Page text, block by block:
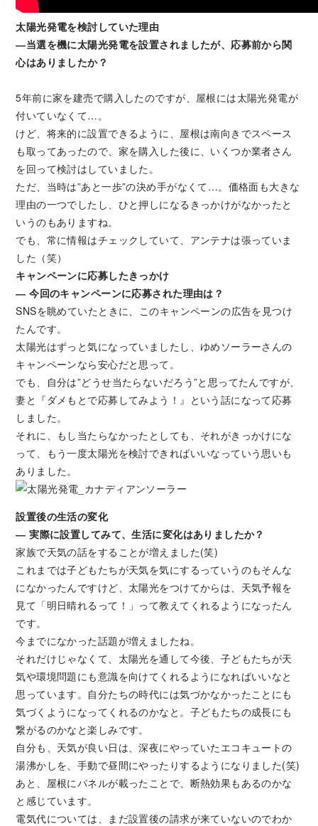
太陽光発電を検討していた理由
―当選を機に太陽光発電を設置されましたが、応募前から関
心はありましたか？
5年前に家を建売で購入したのですが、屋根には太陽光発電が
付いていなくて…。
けど、将来的に設置できるように、屋根は南向きでスペース
も取ってあったので、家を購入した後に、いくつか業者さん
を回って検討はしていました。
ただ、当時は”あと一歩”の決め手がなくて…。価格面も大きな
理由の一つでしたし、ひと押しになるきっかけがなかったと
いうのもありますね。
でも、常に情報はチェックしていて、アンテナは張っていま
した（笑）
キャンペーンに応募したきっかけ
―今回のキャンペーンに応募された理由は？
SNSを眺めていたときに、このキャンペーンの広告を見つけ
たんです。
太陽光はずっと気になっていましたし、ゆめソーラーさんの
キャンペーンなら安心だと思って。
でも、自分は”どうせ当たらないだろう”と思ってたんですが、
妻と『ダメもとで応募してみよう！』という話になって応募
しました。
それに、もし当たらなかったとしても、それがきっかけにな
って、もう一度太陽光を検討できればいいなっていう思いも
ありました。
設置後の生活の変化
― 実際に設置してみて、生活に変化はありましたか？
家族で天気の話をすることが増えました(笑)
これまでは子どもたちが天気を気にするっていうのもそんな
になかったんですけど、太陽光をつけてからは、天気予報を
見て「明日晴れるって！」って教えてくれるようになったん
です。
今までになかった話題が増えましたね。
それだけじゃなくて、太陽光を通して今後、子どもたちが天
気や環境問題にも意識を向けてくれるようになればいいなと
思っています。自分たちの時代には気づかなかったことにも
気づくようになってくれるのかなと。子どもたちの成長にも
繋がるのかなと楽しみです。
自分も、天気が良い日は、深夜にやっていたエコキュートの
湯沸かしを、手動で昼間にやったりするようになりました(笑)
あと、屋根にパネルが載ったことで、断熱効果もあるのかな
と感じています。
電気代については、まだ設置後の請求が来ていないのでわか